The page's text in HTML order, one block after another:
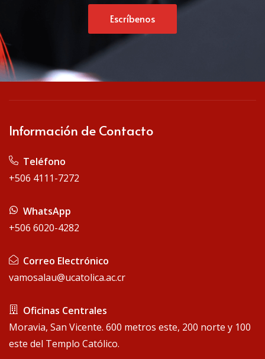
Escríbenos
Información de Contacto
Teléfono
+506 4111-7272
WhatsApp
+506 6020-4282
Correo Electrónico
vamosalau@ucatolica.ac.cr
Oficinas Centrales
Moravia, San Vicente. 600 metros este, 200 norte y 100
este del Templo Católico.